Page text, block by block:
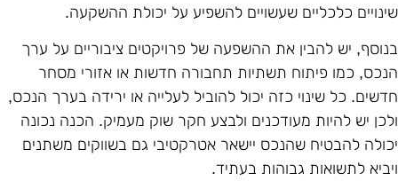
כלכליים שעשויים להשפיע על יכולת ההשקעה.
יש להבין את ההשפעה של פרויקטים ציבוריים על ערך
כמו פיתוח תשתיות תחבורה חדשות או אזורי מסחר
כל שינוי כזה יכול להוביל לעלייה או ירידה בערך הנכס,
יש להיות מעודכנים ולבצע חקר שוק מעמיק. הכנה נכונה
להבטיח שהנכס יישאר אטרקטיבי גם בשווקים משתנים
לתשואות גבוהות בעתיד.